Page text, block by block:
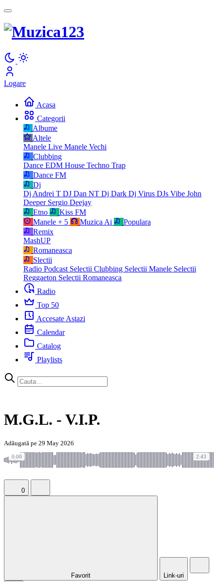
Logare
Acasa
Categorii
Albume
Altele
Manele Live Manele Vechi
Clubbing
Dance EDM House Techno Trap
Dance FM
Dj
Dj Andrei T DJ Dan NT Dj Dark Dj Virus DJs Vibe John
Deeper Sergio Deejay
Etno
Kiss FM
Manele + 5 Muzica Ai
Populara
Remix
MashUP
Romaneasca
Slectii
Radio Podcast Selectii Clubbing Selectii Manele Selectii
Reggaeton Selectii Romaneasca
Radio
Top 50
Accesate Astazi
Calendar
Catalog
Playlists
M.G.L. - V.I.P.
Adăugată pe 29 May 2026
0:00 2:43
0
Favorit Link-uri